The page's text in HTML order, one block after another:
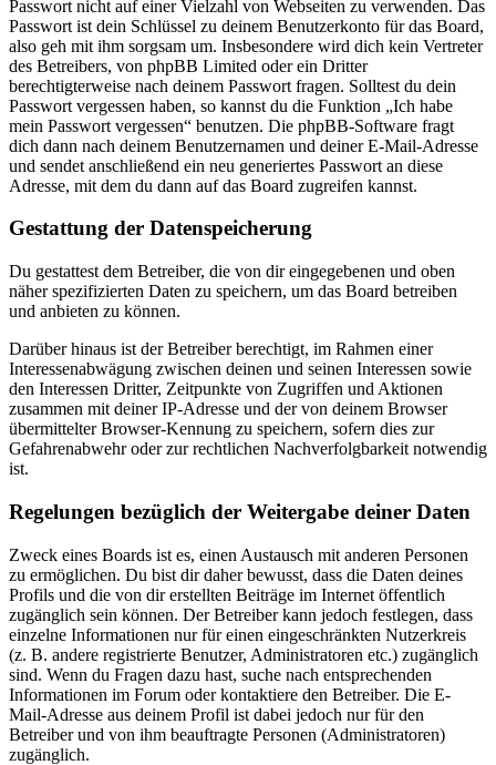
Passwort nicht auf einer Vielzahl von Webseiten zu verwenden. Das
Passwort ist dein Schlüssel zu deinem Benutzerkonto für das Board,
also geh mit ihm sorgsam um. Insbesondere wird dich kein Vertreter
des Betreibers, von phpBB Limited oder ein Dritter
berechtigterweise nach deinem Passwort fragen. Solltest du dein
Passwort vergessen haben, so kannst du die Funktion „Ich habe
mein Passwort vergessen“ benutzen. Die phpBB-Software fragt
dich dann nach deinem Benutzernamen und deiner E-Mail-Adresse
und sendet anschließend ein neu generiertes Passwort an diese
Adresse, mit dem du dann auf das Board zugreifen kannst.
Gestattung der Datenspeicherung
Du gestattest dem Betreiber, die von dir eingegebenen und oben
näher spezifizierten Daten zu speichern, um das Board betreiben
und anbieten zu können.
Darüber hinaus ist der Betreiber berechtigt, im Rahmen einer
Interessenabwägung zwischen deinen und seinen Interessen sowie
den Interessen Dritter, Zeitpunkte von Zugriffen und Aktionen
zusammen mit deiner IP-Adresse und der von deinem Browser
übermittelter Browser-Kennung zu speichern, sofern dies zur
Gefahrenabwehr oder zur rechtlichen Nachverfolgbarkeit notwendig
ist.
Regelungen bezüglich der Weitergabe deiner Daten
Zweck eines Boards ist es, einen Austausch mit anderen Personen
zu ermöglichen. Du bist dir daher bewusst, dass die Daten deines
Profils und die von dir erstellten Beiträge im Internet öffentlich
zugänglich sein können. Der Betreiber kann jedoch festlegen, dass
einzelne Informationen nur für einen eingeschränkten Nutzerkreis
(z. B. andere registrierte Benutzer, Administratoren etc.) zugänglich
sind. Wenn du Fragen dazu hast, suche nach entsprechenden
Informationen im Forum oder kontaktiere den Betreiber. Die E-
Mail-Adresse aus deinem Profil ist dabei jedoch nur für den
Betreiber und von ihm beauftragte Personen (Administratoren)
zugänglich.